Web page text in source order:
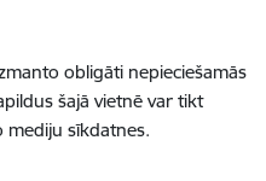
obligāti nepieciešamās
šajā vietnē var tikt
mediju sīkdatnes.